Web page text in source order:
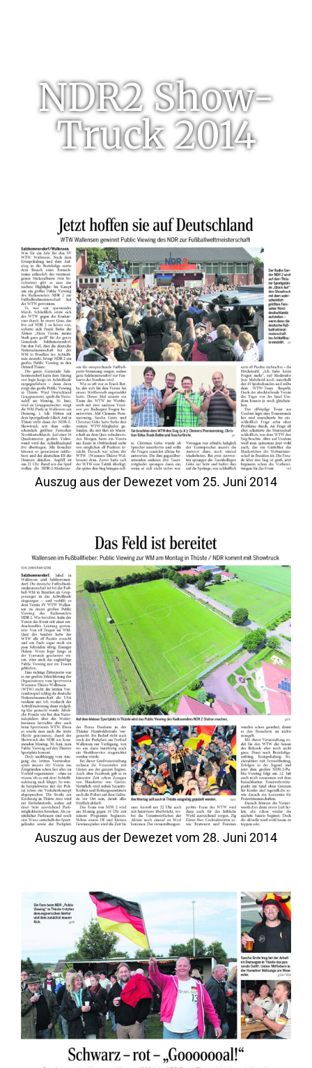
NDR2 Show-
Truck 2014
Auszug aus der Dewezet vom 25. Juni 2014
Auszug aus der Dewezet vom 28. Juni 2014